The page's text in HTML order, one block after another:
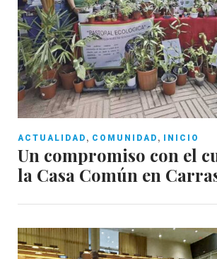
ACTUALIDAD , COMUNIDAD , INICIO
Un compromiso con el
la Casa Común en